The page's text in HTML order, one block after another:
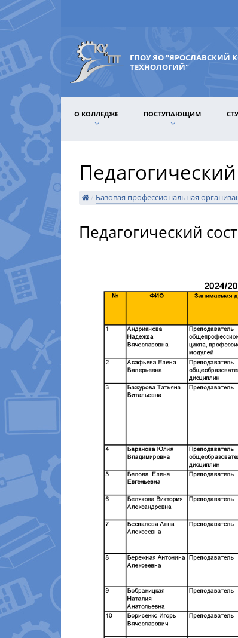
ГПОУ ЯО "ЯРОСЛАВСКИЙ
ТЕХНОЛОГИЙ"
О КОЛЛЕДЖЕ ПОСТУПАЮЩИМ
/ Базовая профессиональная
Педагогический